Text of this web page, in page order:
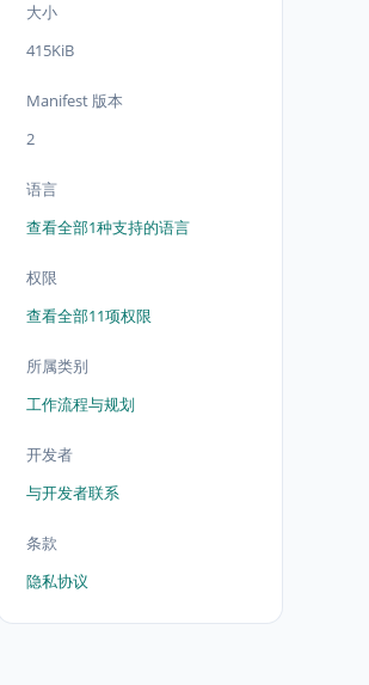
大小
415KiB
Manifest 版本
2
语言
查看全部1种支持的语言
权限
查看全部11项权限
所属类别
工作流程与规划
开发者
与开发者联系
条款
隐私协议